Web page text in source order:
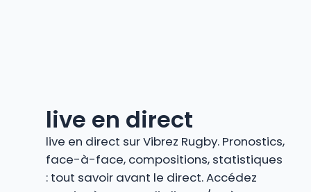
live en direct
live en direct sur Vibrez Rugby. Pronostics,
face-à-face, compositions, statistiques
: tout savoir avant le direct. Accédez